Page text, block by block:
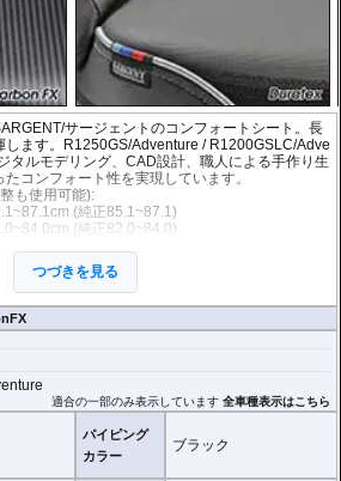
サージェントのコンフォートシート。長
します。R1250GS/Adventure / R1200GSLC/Adve
タルモデリング、CAD設計、職人による手作り生
コンフォート性を実現しています。
も使用可能):
(純正85.1~87.1)
(純正82.0~84.0)
仕様のシート高の詳細は各ディーラー様にお問い合わせ下
選べます カラーサン
産の為、お届けまでに1~2ヶ月程要します。
併用することにより、疲労度をさらに軽減する
つづきを見る
適合の一部のみ表示しています全車種表示はこちら
パイピング
カラー
ブラック